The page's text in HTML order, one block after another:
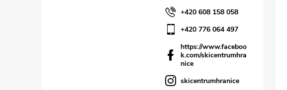
+420 608 158 058
+420 776 064 497
https://www.faceboo
k.com/skicentrumhra
nice
skicentrumhranice